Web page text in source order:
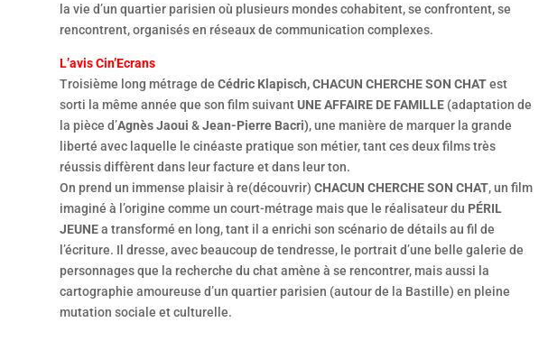
la vie d’un quartier parisien où plusieurs mondes cohabitent, se confrontent, se
rencontrent, organisés en réseaux de communication complexes.
L’avis Cin’Ecrans
Troisième long métrage de Cédric Klapisch,CHACUN CHERCHE SON CHATest
sorti la même année que son film suivantUNE AFFAIRE DE FAMILLE(adaptation de
la pièce d’Agnès Jaoui &Jean-Pierre Bacri), une manière de marquer la grande
liberté avec laquelle le cinéaste pratique son métier, tant ces deux films très
réussis diffèrent dans leur facture et dans leur ton.
On prend un immense plaisir à re(découvrir) CHACUN CHERCHE SON CHAT, un film
imaginé à l’origine comme un court-métrage mais que le réalisateur du PÉRIL
JEUNEa transformé en long, tant il a enrichi son scénario de détails au fil de
l’écriture. Il dresse, avec beaucoup de tendresse, le portrait d’une belle galerie de
personnages que la recherche du chat amène à se rencontrer, mais aussi la
cartographie amoureuse d’un quartier parisien (autour de la Bastille) en pleine
mutation sociale et culturelle.